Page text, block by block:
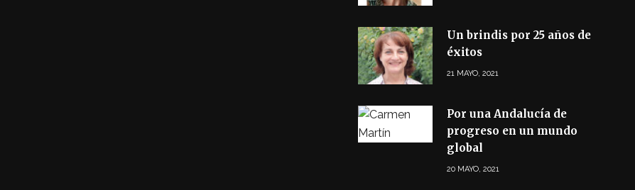
Un brindis por 25 años de
éxitos
21 MAYO, 2021
Por una Andalucía de
progreso en un mundo
global
20 MAYO, 2021